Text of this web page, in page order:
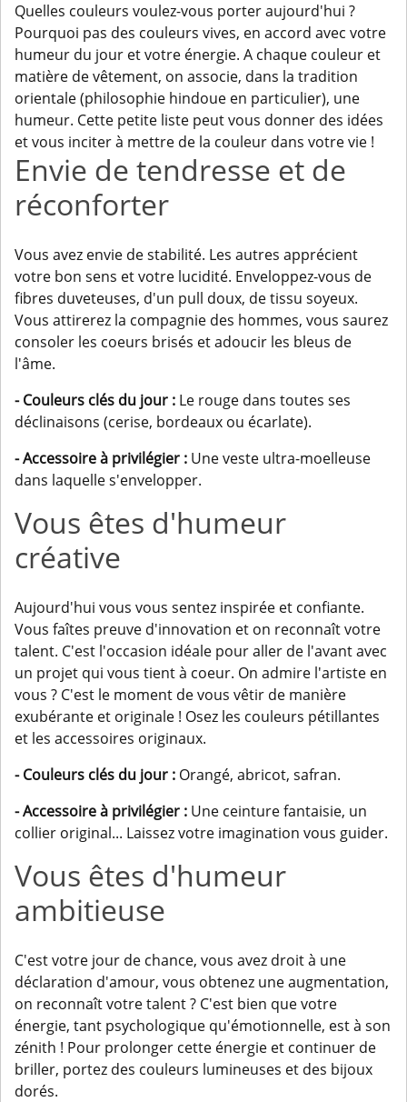
Quelles couleurs voulez-vous porter aujourd'hui ?
Pourquoi pas des couleurs vives, en accord avec votre
humeur du jour et votre énergie. A chaque couleur et
matière de vêtement, on associe, dans la tradition
orientale (philosophie hindoue en particulier), une
humeur. Cette petite liste peut vous donner des idées
et vous inciter à mettre de la couleur dans votre vie !
Envie de tendresse et de
réconforter
Vous avez envie de stabilité. Les autres apprécient
votre bon sens et votre lucidité. Enveloppez-vous de
fibres duveteuses, d'un pull doux, de tissu soyeux.
Vous attirerez la compagnie des hommes, vous saurez
consoler les coeurs brisés et adoucir les bleus de
l'âme.
- Couleurs clés du jour : Le rouge dans toutes ses
déclinaisons (cerise, bordeaux ou écarlate).
- Accessoire à privilégier : Une veste ultra-moelleuse
dans laquelle s'envelopper.
Vous êtes d'humeur
créative
Aujourd'hui vous vous sentez inspirée et confiante.
Vous faîtes preuve d'innovation et on reconnaît votre
talent. C'est l'occasion idéale pour aller de l'avant avec
un projet qui vous tient à coeur. On admire l'artiste en
vous ? C'est le moment de vous vêtir de manière
exubérante et originale ! Osez les couleurs pétillantes
et les accessoires originaux.
- Couleurs clés du jour : Orangé, abricot, safran.
- Accessoire à privilégier : Une ceinture fantaisie, un
collier original... Laissez votre imagination vous guider.
Vous êtes d'humeur
ambitieuse
C'est votre jour de chance, vous avez droit à une
déclaration d'amour, vous obtenez une augmentation,
on reconnaît votre talent ? C'est bien que votre
énergie, tant psychologique qu'émotionnelle, est à son
zénith ! Pour prolonger cette énergie et continuer de
briller, portez des couleurs lumineuses et des bijoux
dorés.